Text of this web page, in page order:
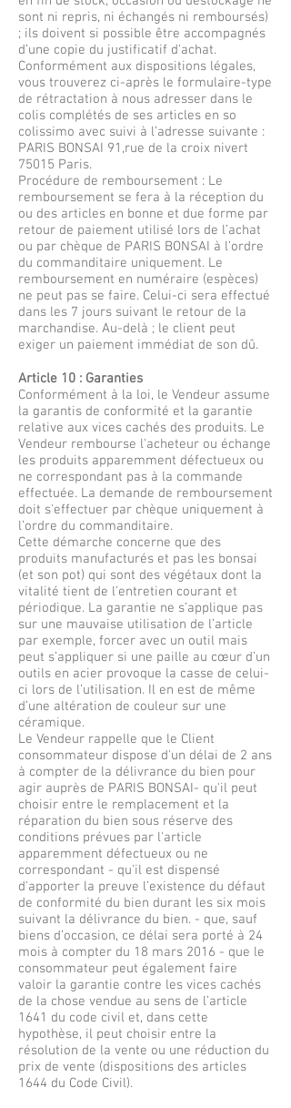
sont ni repris, ni échangés ni remboursés)
; ils doivent si possible être accompagnés
d’une copie du justificatif d'achat.
Conformément aux dispositions légales,
vous trouverez ci-après le formulaire-type
de rétractation à nous adresser dans le
colis complétés de ses articles en so
colissimo avec suivi à l’adresse suivante :
PARIS BONSAI 91,rue de la croix nivert
75015 Paris.
Procédure de remboursement : Le
remboursement se fera à la réception du
ou des articles en bonne et due forme par
retour de paiement utilisé lors de l’achat
ou par chèque de PARIS BONSAI à l’ordre
du commanditaire uniquement. Le
remboursement en numéraire (espèces)
ne peut pas se faire. Celui-ci sera effectué
dans les 7 jours suivant le retour de la
marchandise. Au-delà ; le client peut
exiger un paiement immédiat de son dû.
Article 10 : Garanties
Conformément à la loi, le Vendeur assume
la garantis de conformité et la garantie
relative aux vices cachés des produits. Le
Vendeur rembourse l'acheteur ou échange
les produits apparemment défectueux ou
ne correspondant pas à la commande
effectuée. La demande de remboursement
doit s'effectuer par chèque uniquement à
l’ordre du commanditaire.
Cette démarche concerne que des
produits manufacturés et pas les bonsai
(et son pot) qui sont des végétaux dont la
vitalité tient de l’entretien courant et
périodique. La garantie ne s’applique pas
sur une mauvaise utilisation de l’article
par exemple, forcer avec un outil mais
peut s’appliquer si une paille au cœur d’un
outils en acier provoque la casse de celui-
ci lors de l’utilisation. Il en est de même
d’une altération de couleur sur une
céramique.
Le Vendeur rappelle que le Client
consommateur dispose d'un délai de 2 ans
à compter de la délivrance du bien pour
agir auprès de PARIS BONSAI- qu'il peut
choisir entre le remplacement et la
réparation du bien sous réserve des
conditions prévues par l'article
apparemment défectueux ou ne
correspondant - qu'il est dispensé
d'apporter la preuve l’existence du défaut
de conformité du bien durant les six mois
suivant la délivrance du bien. - que, sauf
biens d’occasion, ce délai sera porté à 24
mois à compter du 18 mars 2016 - que le
consommateur peut également faire
valoir la garantie contre les vices cachés
de la chose vendue au sens de l’article
1641 du code civil et, dans cette
hypothèse, il peut choisir entre la
résolution de la vente ou une réduction du
prix de vente (dispositions des articles
1644 du Code Civil).